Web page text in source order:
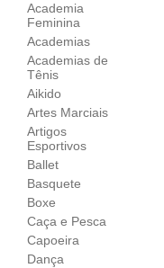
Academia
Feminina
Academias
Academias de
Tênis
Aikido
Artes Marciais
Artigos
Esportivos
Ballet
Basquete
Boxe
Caça e Pesca
Capoeira
Dança